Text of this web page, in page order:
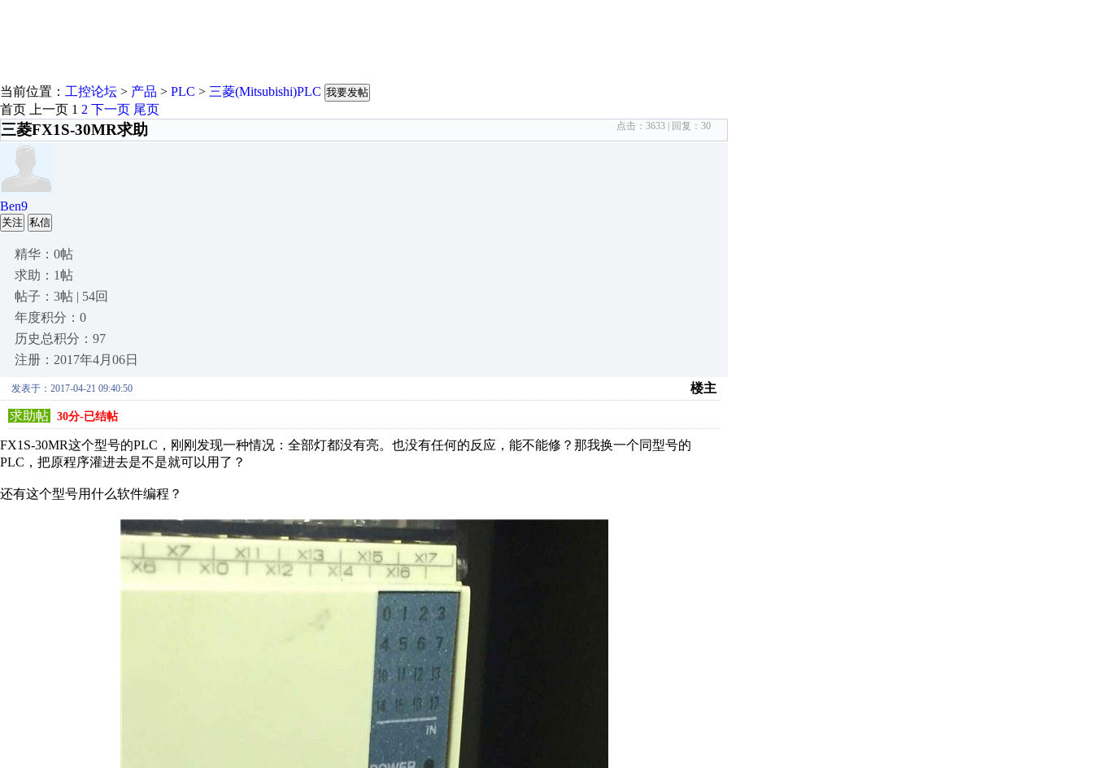
当前位置： 工控论坛 > 产品 > PLC > 三菱(Mitsubishi)PLC 我要发帖
首页 上一页 1 2 下一页 尾页
三菱FX1S-30MR求助 点击： 3633 | 回复： 30
Ben9
关注 私信
精华：0帖
求助：1帖
帖子：3帖 | 54回
年度积分：0
历史总积分：97
注册：2017年4月06日
发表于：2017-04-21 09:40:50
楼主
求助帖
30分-已结帖
FX1S-30MR这个型号的PLC，刚刚发现一种情况：全部灯都没有亮。也没有任何的反应，能不能修？那我换一个同型号的
PLC，把原程序灌进去是不是就可以用了？
还有这个型号用什么软件编程？